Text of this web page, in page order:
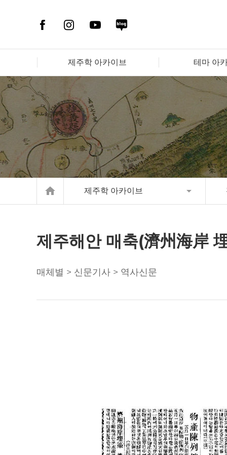
제주학 아카이브 테마 아
home 제주학 아카이브
제주해안 매축(濟州海岸
매체별 > 신문기사 > 역사신문